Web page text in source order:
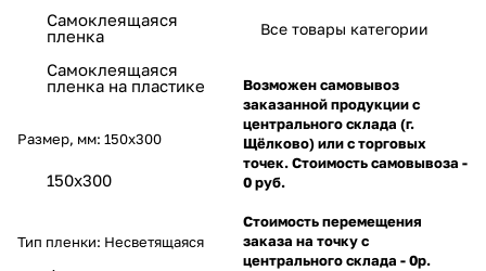
Самоклеящаяся
пленка
Самоклеящаяся
пленка на пластике
Размер, мм: 150х300
150х300
Тип пленки: Несветящаяся
Все товары категории
Возможен самовывоз
заказанной продукции с
центрального склада (г.
Щёлково) или с торговых
точек. Стоимость самовывоза -
0 руб.
Стоимость перемещения
заказа на точку с
центрального склада - 0р.